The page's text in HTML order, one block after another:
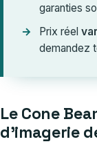
garanties
Prix réel
demandez
Le Cone
d’imagerie